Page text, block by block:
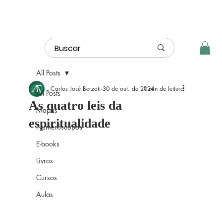
All Posts
Mapas
Numeróscopos
E-books
Livros
Cursos
Aulas
All Posts
As quatro leis da
espiritualidade
Carlos José Berzoti 30 de out. de 20241 min de leitura